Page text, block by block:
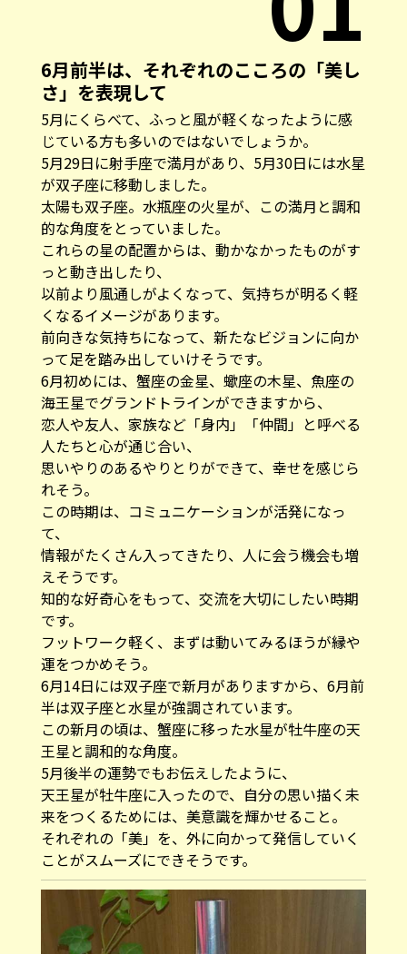
6月前半は、それぞれのこころの「美し
さ」を表現して
5月にくらべて、ふっと風が軽くなったように感
じている方も多いのではないでしょうか。
5月29日に射手座で満月があり、5月30日には水星
が双子座に移動しました。
太陽も双子座。水瓶座の火星が、この満月と調和
的な角度をとっていました。
これらの星の配置からは、動かなかったものがす
っと動き出したり、
以前より風通しがよくなって、気持ちが明るく軽
くなるイメージがあります。
前向きな気持ちになって、新たなビジョンに向か
って足を踏み出していけそうです。
6月初めには、蟹座の金星、蠍座の木星、魚座の
海王星でグランドトラインができますから、
恋人や友人、家族など「身内」「仲間」と呼べる
人たちと心が通じ合い、
思いやりのあるやりとりができて、幸せを感じら
れそう。
この時期は、コミュニケーションが活発になっ
て、
情報がたくさん入ってきたり、人に会う機会も増
えそうです。
知的な好奇心をもって、交流を大切にしたい時期
です。
フットワーク軽く、まずは動いてみるほうが縁や
運をつかめそう。
6月14日には双子座で新月がありますから、6月前
半は双子座と水星が強調されています。
この新月の頃は、蟹座に移った水星が牡牛座の天
王星と調和的な角度。
5月後半の運勢でもお伝えしたように、
天王星が牡牛座に入ったので、自分の思い描く未
来をつくるためには、美意識を輝かせること。
それぞれの「美」を、外に向かって発信していく
ことがスムーズにできそうです。